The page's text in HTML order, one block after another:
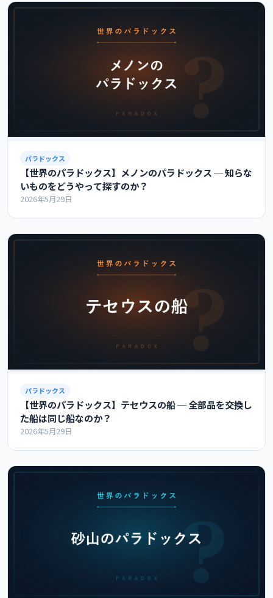
パラドックス
【世界のパラドックス】メノンのパラドックス ─ 知らな
いものをどうやって探すのか？
2026年5月29日
パラドックス
【世界のパラドックス】テセウスの船 ─ 全部品を交換し
た船は同じ船なのか？
2026年5月29日